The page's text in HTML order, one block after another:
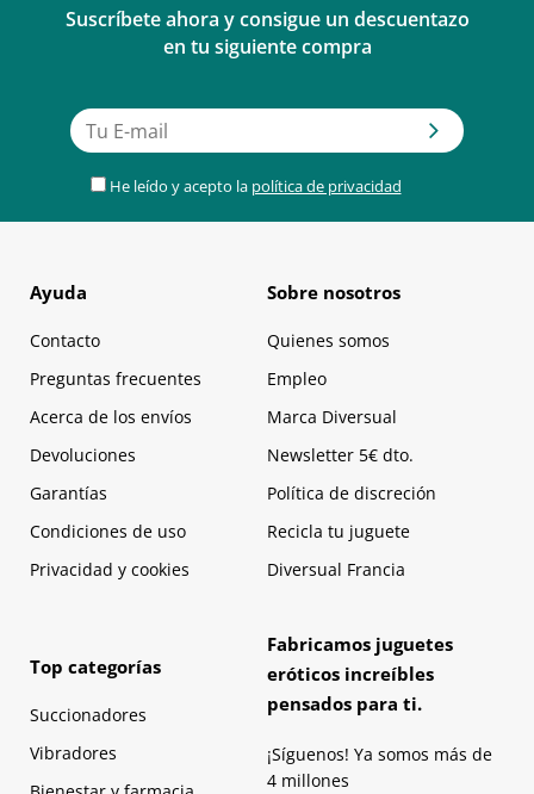
Suscríbete ahora y consigue un descuentazo
en tu siguiente compra
He leído y acepto la política de privacidad
Ayuda
Contacto
Preguntas frecuentes
Acerca de los envíos
Devoluciones
Garantías
Condiciones de uso
Privacidad y cookies
Sobre nosotros
Quienes somos
Empleo
Marca Diversual
Newsletter 5€ dto.
Política de discreción
Recicla tu juguete
Diversual Francia
Top categorías
Succionadores
Vibradores
Fabricamos juguetes
eróticos increíbles
pensados para ti.
¡Síguenos! Ya somos más de
4 millones